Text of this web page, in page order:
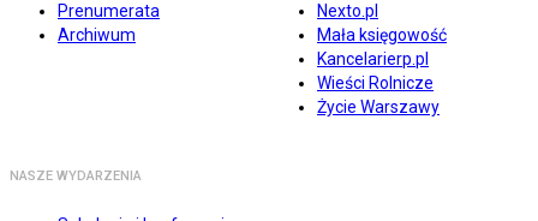
Prenumerata
Archiwum
Nexto.pl
Mała księgowość
Kancelarierp.pl
Wieści Rolnicze
Życie Warszawy
NASZE WYDARZENIA